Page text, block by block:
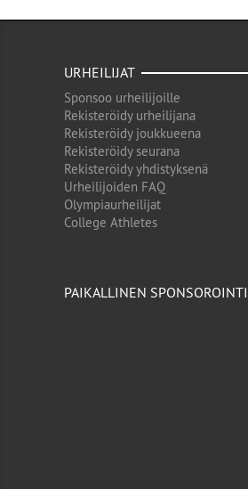
URHEILIJAT
Sponsoo urheilijoille
Rekisteröidy urheilijana
Rekisteröidy joukkueena
Rekisteröidy seurana
Rekisteröidy yhdistyksenä
Urheilijoiden FAQ
Olympiaurheilijat
College Athletes
PAIKALLINEN SPONSOROINTI